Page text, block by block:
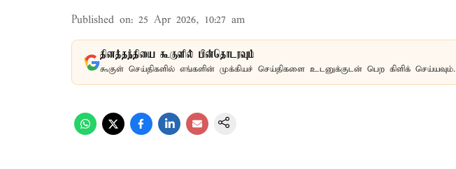
Published on: 25 Apr 2026, 10:27 am
தினத்தந்தியை கூகுளில் பின்தொடரவும்
கூகுள் செய்திகளில் எங்களின் முக்கியச் செய்திகளை உடனுக்குடன் பெற கிளிக் செய்யவும்.